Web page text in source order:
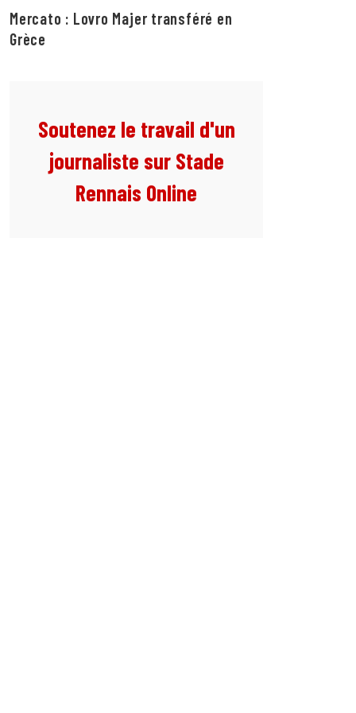
Mercato : Lovro Majer transféré en
Grèce
Soutenez le travail d'un
journaliste sur Stade
Rennais Online